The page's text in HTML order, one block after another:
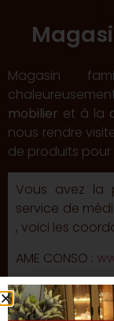
Magasin
mobilier et à la
nous rendre
de produits pour
Vous avez la
service de
, voici les
AME CONSO :
AME CONSO,
75007 PARIS